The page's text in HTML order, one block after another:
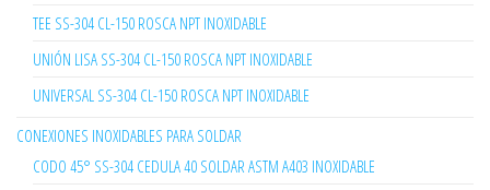
TEE SS-304 CL-150 ROSCA NPT INOXIDABLE
UNIÓN LISA SS-304 CL-150 ROSCA NPT INOXIDABLE
UNIVERSAL SS-304 CL-150 ROSCA NPT INOXIDABLE
CONEXIONES INOXIDABLES PARA SOLDAR
CODO 45° SS-304 CEDULA 40 SOLDAR ASTM A403 INOXIDABLE